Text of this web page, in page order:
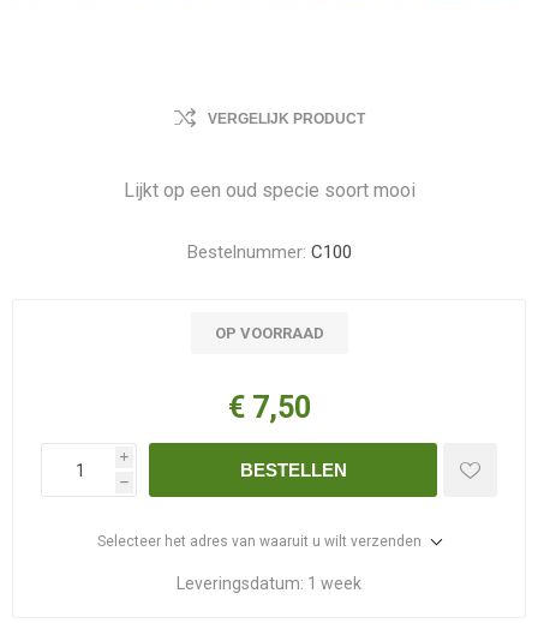
VERGELIJK PRODUCT
Lijkt op een oud specie soort mooi
Bestelnummer: C100
OP VOORRAAD
€ 7,50
i
h
BESTELLEN
Selecteer het adres van waaruit u wilt verzenden
Leveringsdatum: 1 week